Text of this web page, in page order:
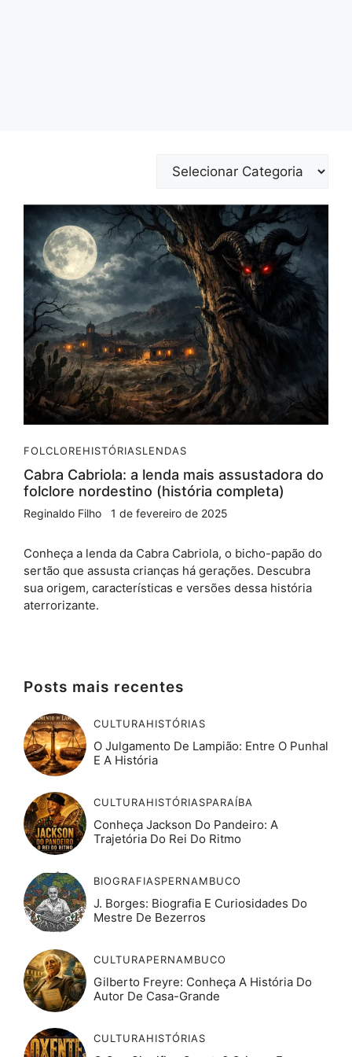
Categorias
FOLCLOREHISTÓRIASLENDAS
Cabra Cabriola: a lenda mais assustadora do
folclore nordestino (história completa)
Reginaldo Filho 1 de fevereiro de 2025
Conheça a lenda da Cabra Cabriola, o bicho-papão do
sertão que assusta crianças há gerações. Descubra
sua origem, características e versões dessa história
aterrorizante.
Posts mais recentes
CULTURAHISTÓRIAS
O Julgamento De Lampião: Entre O Punhal
E A História
CULTURAHISTÓRIASPARAÍBA
Conheça Jackson Do Pandeiro: A
Trajetória Do Rei Do Ritmo
BIOGRAFIASPERNAMBUCO
J. Borges: Biografia E Curiosidades Do
Mestre De Bezerros
CULTURAPERNAMBUCO
Gilberto Freyre: Conheça A História Do
Autor De Casa-Grande
CULTURAHISTÓRIAS